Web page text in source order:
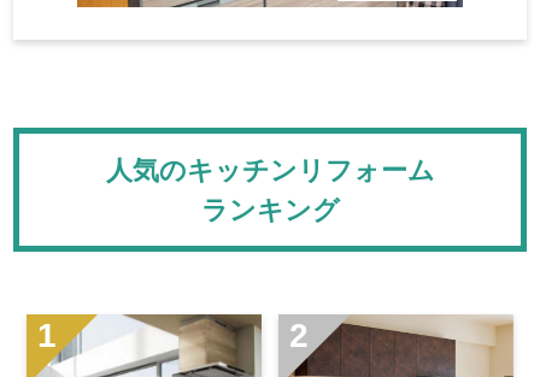
人気のキッチンリフォーム
ランキング
1 2